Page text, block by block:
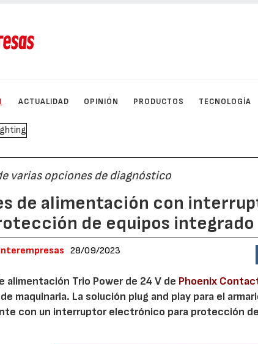
ACTUALIDAD OPINIÓN PRODUCTOS TECNOLOGÍA
varias opciones de diagnóstico
de alimentación con
de equipos integrado
28/09/2023
alimentación Trio Power de 24 V de Phoenix
maquinaria. La solución plug and play para el
con un interruptor electrónico para protección